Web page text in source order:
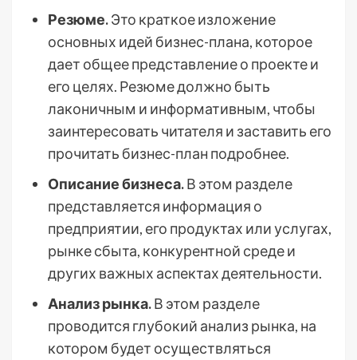
Резюме.Это краткое изложение
основных идей бизнес-плана, которое
дает общее представление о проекте и
его целях. Резюме должно быть
лаконичным и информативным, чтобы
заинтересовать читателя и заставить его
прочитать бизнес-план подробнее.
Описание бизнеса.В этом разделе
представляется информация о
предприятии, его продуктах или услугах,
рынке сбыта, конкурентной среде и
других важных аспектах деятельности.
Анализ рынка.В этом разделе
проводится глубокий анализ рынка, на
котором будет осуществляться